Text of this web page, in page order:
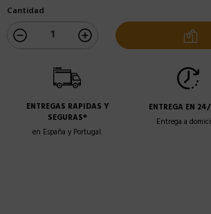
Cantidad
ENTREGAS RAPIDAS Y
SEGURAS*
en España y Portugal.
ENTREGA EN
Entrega a